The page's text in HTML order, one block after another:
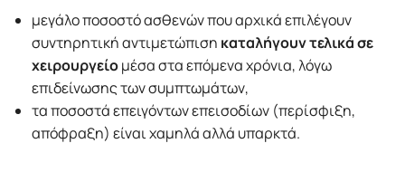
μεγάλο ποσοστό ασθενών που αρχικά επιλέγουν
συντηρητική αντιμετώπιση καταλήγουν τελικά σε
χειρουργείομέσα στα επόμενα χρόνια, λόγω
επιδείνωσης των συμπτωμάτων,
τα ποσοστά επειγόντων επεισοδίων (περίσφιξη,
απόφραξη) είναι χαμηλά αλλά υπαρκτά.